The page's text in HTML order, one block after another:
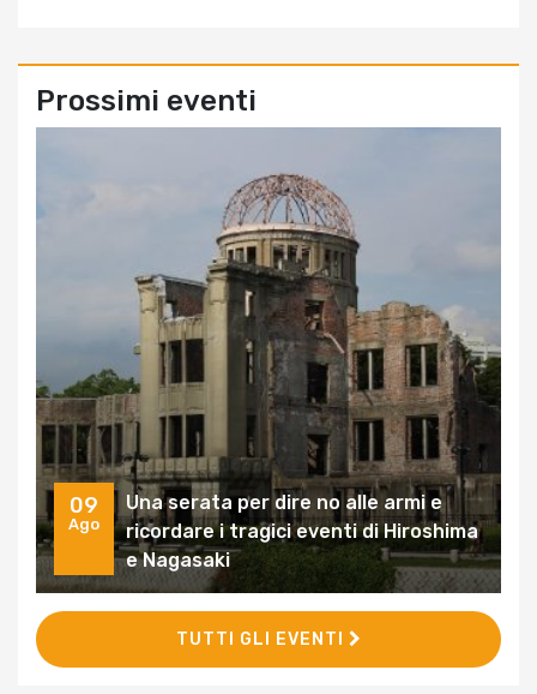
Prossimi eventi
09
Ago
Una serata per dire no alle armi e
ricordare i tragici eventi di Hiroshima
e Nagasaki
TUTTI GLI EVENTI